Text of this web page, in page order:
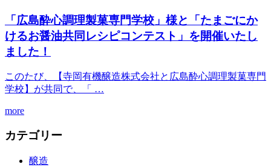
「広島酔心調理製菓専門学校」様と「たまごにか
けるお醤油共同レシピコンテスト」を開催いたし
ました！
このたび、【寺岡有機醸造株式会社と広島酔心調理製菓専門
学校】が共同で、「 …
more
カテゴリー
醸造